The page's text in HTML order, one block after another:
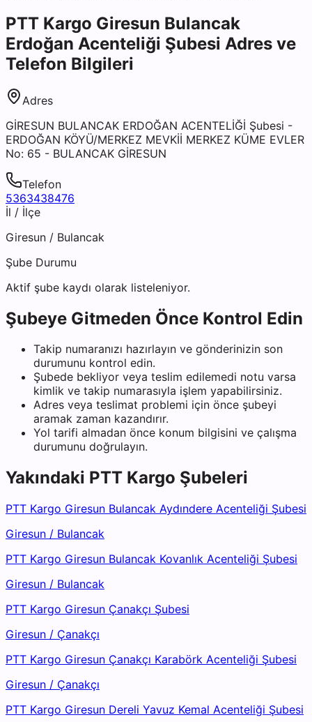
PTT Kargo Giresun Bulancak
Erdoğan Acenteliği Şubesi Adres ve
Telefon Bilgileri
Adres
GİRESUN BULANCAK ERDOĞAN ACENTELİĞİ Şubesi -
ERDOĞAN KÖYÜ/MERKEZ MEVKİİ MERKEZ KÜME EVLER
No: 65 - BULANCAK GİRESUN
Telefon
5363438476
İl / İlçe
Giresun / Bulancak
Şube Durumu
Aktif şube kaydı olarak listeleniyor.
Şubeye Gitmeden Önce Kontrol Edin
Takip numaranızı hazırlayın ve gönderinizin son
durumunu kontrol edin.
Şubede bekliyor veya teslim edilemedi notu varsa
kimlik ve takip numarasıyla işlem yapabilirsiniz.
Adres veya teslimat problemi için önce şubeyi
aramak zaman kazandırır.
Yol tarifi almadan önce konum bilgisini ve çalışma
durumunu doğrulayın.
Yakındaki PTT Kargo Şubeleri
PTT Kargo Giresun Bulancak Aydındere Acenteliği Şubesi
Giresun / Bulancak
PTT Kargo Giresun Bulancak Kovanlık Acenteliği Şubesi
Giresun / Bulancak
PTT Kargo Giresun Çanakçı Şubesi
Giresun / Çanakçı
PTT Kargo Giresun Çanakçı Karabörk Acenteliği Şubesi
Giresun / Çanakçı
PTT Kargo Giresun Dereli Yavuz Kemal Acenteliği Şubesi